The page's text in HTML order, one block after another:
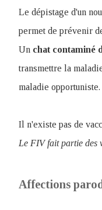
Le dépistage d'un
permet de prévenir
Un chat contaminé
transmettre la
maladie opportuniste.
Il n'existe pas de
Le FIV fait partie des
Affections